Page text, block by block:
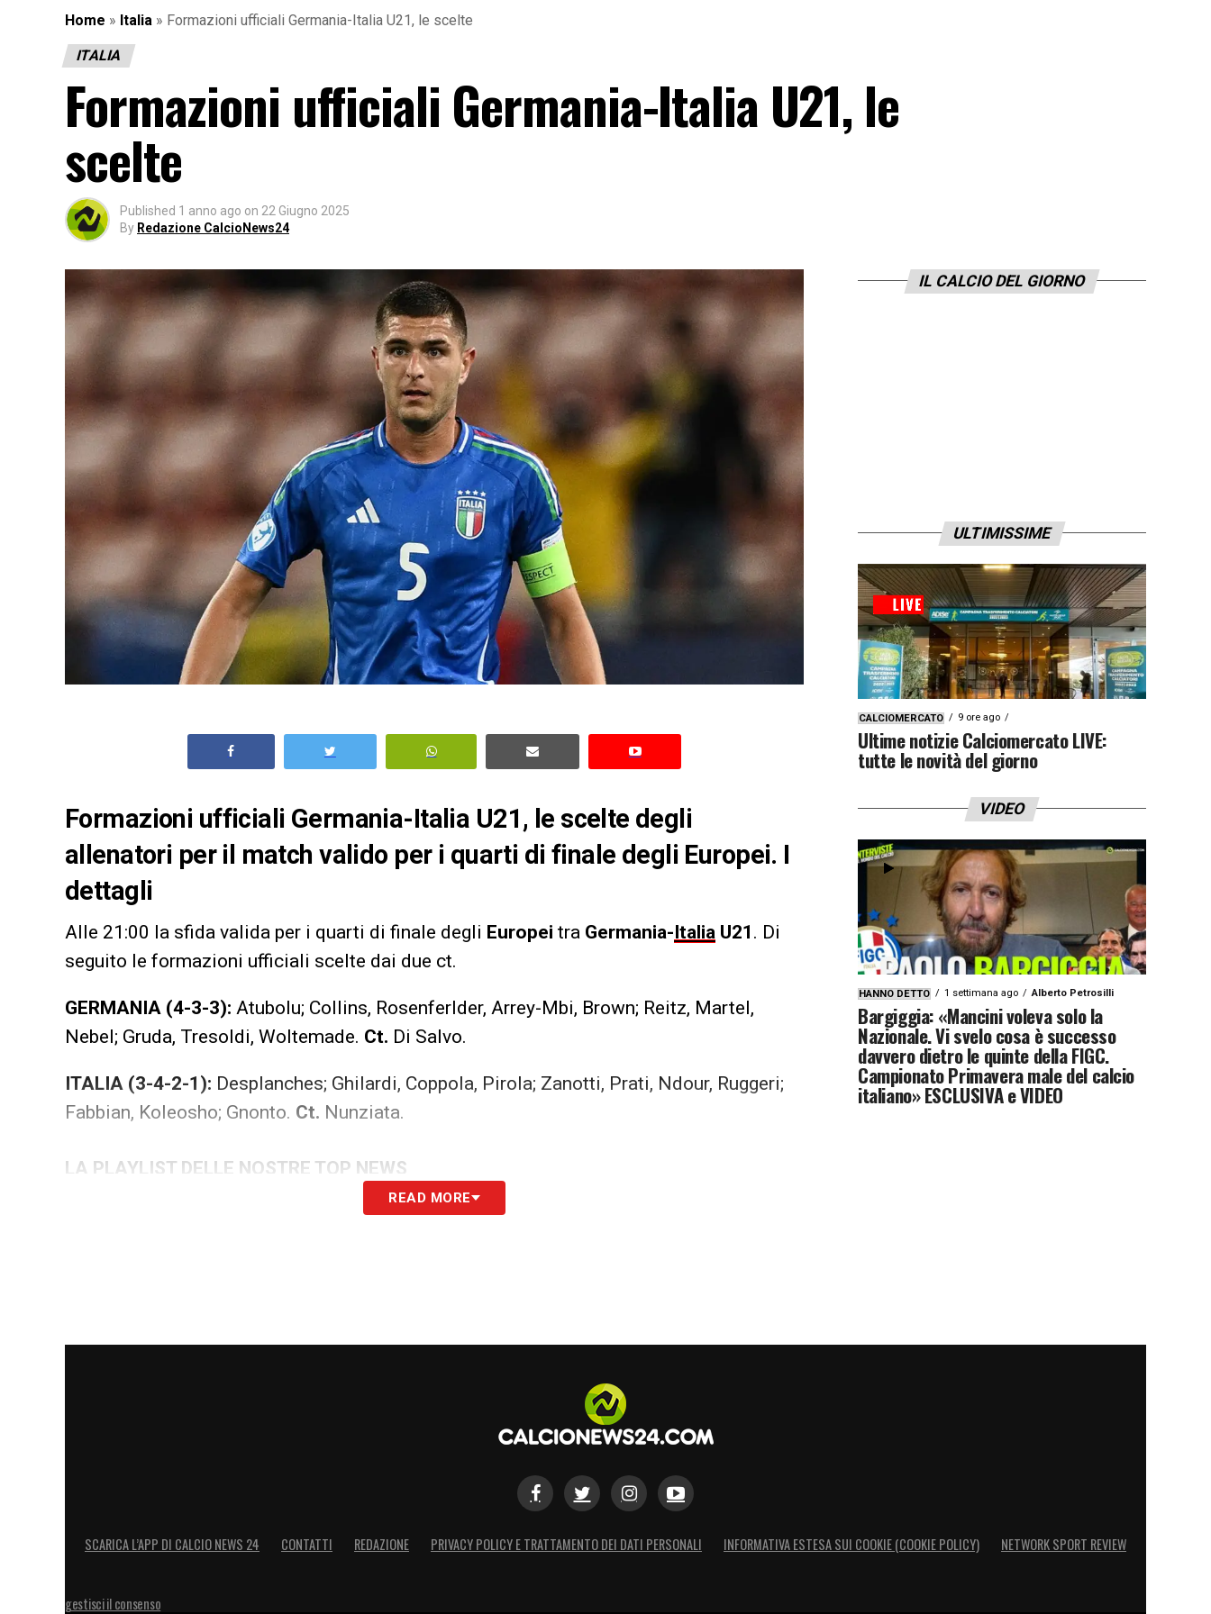
Home » Italia » Formazioni ufficiali Germania-Italia U21, le scelte
ITALIA
Formazioni ufficiali Germania-Italia U21, le
scelte
Published 1 anno ago on 22 Giugno 2025
By Redazione CalcioNews24
Formazioni ufficiali Germania-Italia U21, le scelte degli
allenatori per il match valido per i quarti di finale degli Europei. I
dettagli
Alle 21:00 la sfida valida per i quarti di finale degli Europei tra Germania-Italia U21 . Di
seguito le formazioni ufficiali scelte dai due ct.
GERMANIA (4-3-3): Atubolu; Collins, Rosenferlder, Arrey-Mbi, Brown; Reitz, Martel,
Nebel; Gruda, Tresoldi, Woltemade. Ct. Di Salvo.
ITALIA (3-4-2-1): Desplanches; Ghilardi, Coppola, Pirola; Zanotti, Prati, Ndour, Ruggeri;
Fabbian, Koleosho; Gnonto. Ct. Nunziata.
LA PLAYLIST DELLE NOSTRE TOP NEWS
READ MORE
IL CALCIO DEL GIORNO
ULTIMISSIME
CALCIOMERCATO 9 ore ago
Ultime notizie Calciomercato LIVE:
tutte le novità del giorno
VIDEO
HANNO DETTO 1 settimana ago Alberto Petrosilli
Bargiggia: «Mancini voleva solo la
Nazionale. Vi svelo cosa è successo
davvero dietro le quinte della FIGC.
Campionato Primavera male del calcio
italiano» ESCLUSIVA e VIDEO
SCARICA L’APP DI CALCIO NEWS 24 CONTATTI REDAZIONE PRIVACY POLICY E TRATTAMENTO DEI DATI PERSONALI INFORMATIVA ESTESA SUI COOKIE (COOKIE POLICY) NETWORK SPORT REVIEW
gestisci il consenso